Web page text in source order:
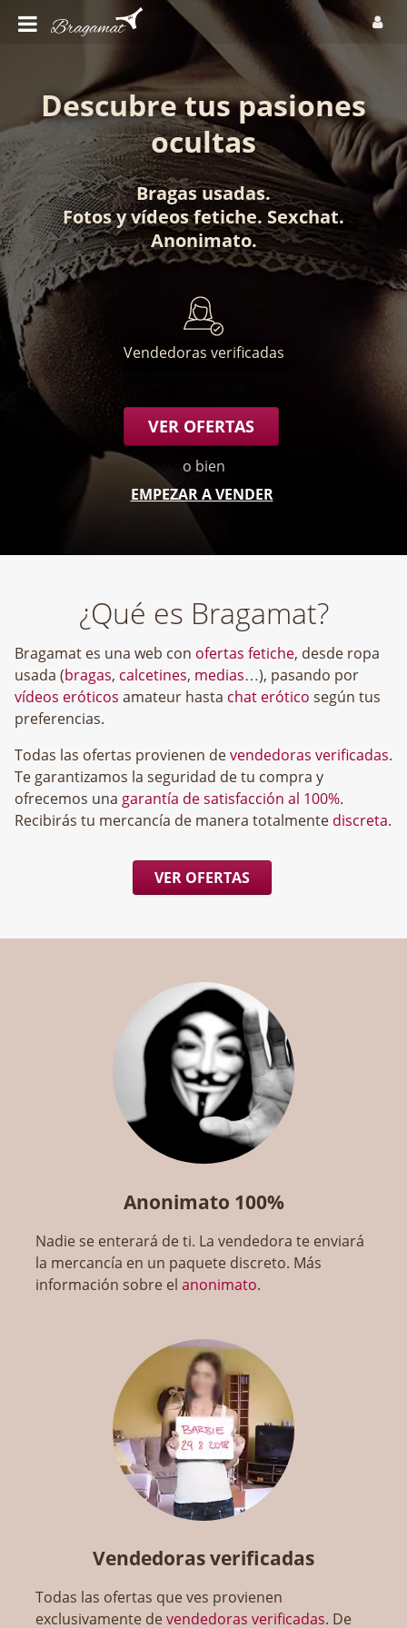
Descubre tus pasiones
ocultas
Bragas usadas.
Fotosyvídeos fetiche. Sexchat.
Anonimato.
Vendedoras verificadas
VER OFERTAS
o bien
EMPEZAR A VENDER
¿Qué es Bragamat?
Bragamat es una web con ofertas fetiche, desde ropa
usada (bragas, calcetines, medias…), pasando por
vídeos eróticos amateur hasta chat erótico según tus
preferencias.
Todas las ofertas provienen devendedoras verificadas.
Te garantizamos la seguridad de tu compra y
ofrecemos una garantía de satisfacción al 100%.
Recibirás tu mercancía de manera totalmente discreta.
VER OFERTAS
Anonimato 100%
Nadie se enterará de ti. La vendedora te enviará
la mercancía en un paquete discreto. Más
información sobre elanonimato.
Vendedoras verificadas
Todas las ofertas que ves provienen
exclusivamente devendedoras verificadas. De